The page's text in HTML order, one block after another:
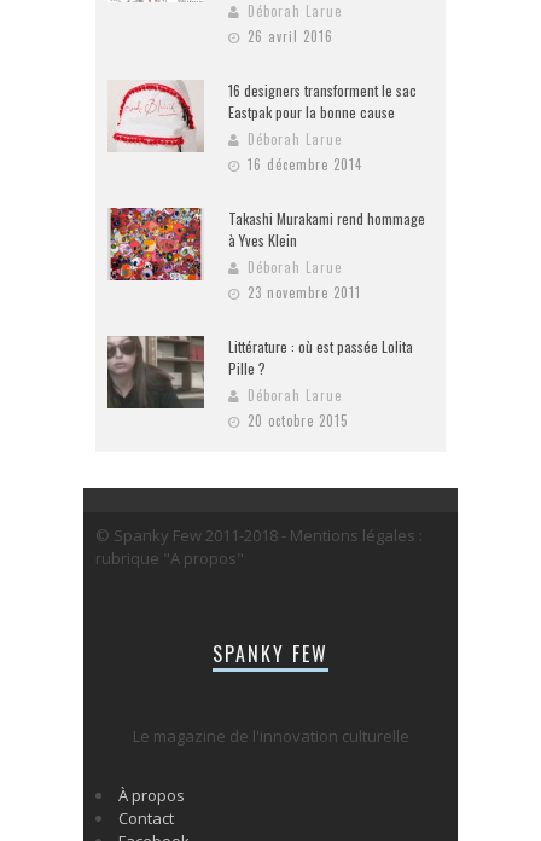
Déborah Larue
26 avril 2016
16 designers transforment le sac
Eastpak pour la bonne cause
Déborah Larue
16 décembre 2014
Takashi Murakami rend hommage
à Yves Klein
Déborah Larue
23 novembre 2011
Littérature : où est passée Lolita
Pille ?
Déborah Larue
20 octobre 2015
© Spanky Few 2011-2018 - Mentions légales :
rubrique "A propos"
SPANKY FEW
Le magazine de l'innovation culturelle
À propos
Contact